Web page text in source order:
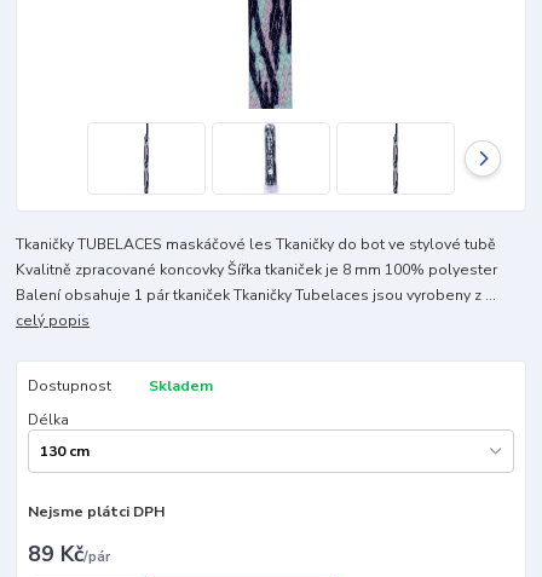
Tkaničky TUBELACES maskáčové les Tkaničky do bot ve stylové tubě
Kvalitně zpracované koncovky Šířka tkaniček je 8 mm 100% polyester
Balení obsahuje 1 pár tkaniček Tkaničky Tubelaces jsou vyrobeny z ...
celý popis
Dostupnost
Skladem
Délka
Nejsme plátci DPH
89 Kč/pár